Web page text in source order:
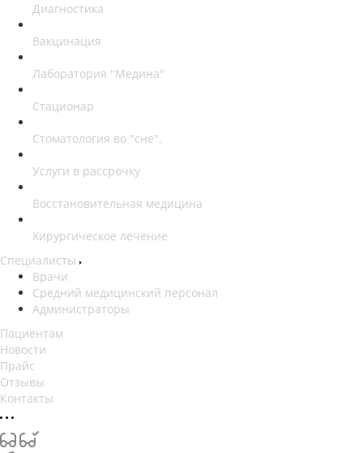
Диагностика
Вакцинация
Лаборатория "Медина"
Стационар
Стоматология во "сне".
Услуги в рассрочку
Восстановительная медицина
Хирургическое лечение
Специалисты
Врачи
Средний медицинский персонал
Администраторы
Пациентам
Новости
Прайс
Отзывы
Контакты